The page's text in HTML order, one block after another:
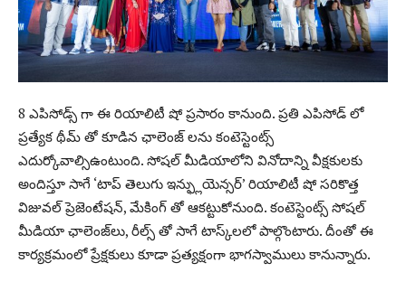
8 ఎపిసోడ్స్ గా ఈ రియాలిటీ షో ప్రసారం కానుంది. ప్రతి ఎపిసోడ్ లో
ప్రత్యేక థీమ్ తో కూడిన ఛాలెంజ్ లను కంటెస్టెంట్స్
ఎదుర్కోవాల్సిఉంటుంది. సోషల్ మీడియాలోని వినోదాన్ని వీక్షకులకు
అందిస్తూ సాగే ‘టాప్ తెలుగు ఇన్ఫ్లుయెన్సర్’ రియాలిటీ షో సరికొత్త
విజువల్ ప్రెజెంటేషన్, మేకింగ్ తో ఆకట్టుకోనుంది. కంటెస్టెంట్స్ సోషల్
మీడియా ఛాలెంజ్‌లు, రీల్స్ తో సాగే టాస్క్‌లలో పాల్గొంటారు. దీంతో ఈ
కార్యక్రమంలో ప్రేక్షకులు కూడా ప్రత్యక్షంగా భాగస్వాములు కానున్నారు.